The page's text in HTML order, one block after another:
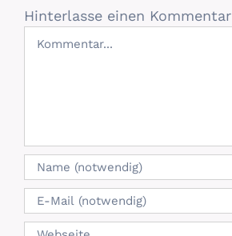
Hinterlasse einen Kommentar